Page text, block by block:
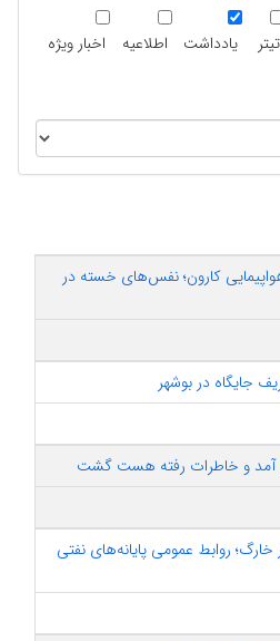
تیتر یادداشت اطلاعیه اخبار ویژه
کارون؛ نفس‌های خسته در
جایگاه در بوشهر
آمد و خاطرات رفته هست گشت
روابط عمومی پایانه‌های نفتی